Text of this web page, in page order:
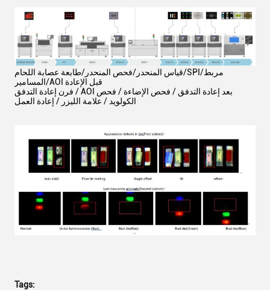
قياس المنحدر/فحص المنحدر/طابعة عصابة اللحام/SPI/مربط
المسامير/AOI قبل الإعادة
فرن إعادة التدفق / AOI بعد إعادة التدفق / فحص الإضاءة / فحص
الكولويد / علامة الليزر / إعادة العمل
Tags: